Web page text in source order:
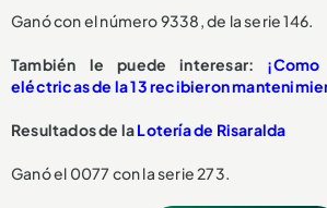
Ganó con el número 9338, de la serie 146.
También le puede interesar:
eléctricas de la 13 recibieron
Resultados de laLotería de Risaralda
Ganó el 0077 con la serie 273.